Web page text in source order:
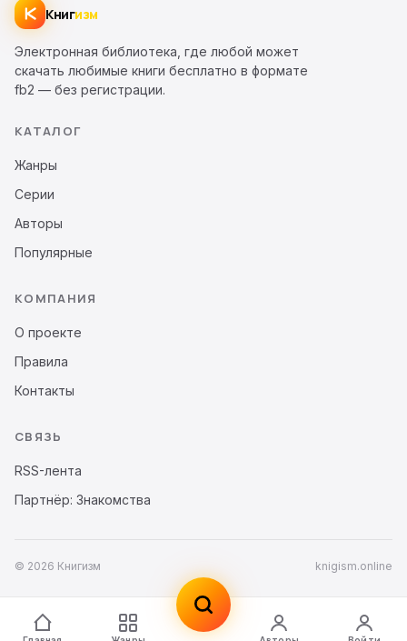
Книгизм
Электронная библиотека, где любой может
скачать любимые книги бесплатно в формате
fb2 — без регистрации.
КАТАЛОГ
Жанры
Серии
Авторы
Популярные
КОМПАНИЯ
О проекте
Правила
Контакты
СВЯЗЬ
RSS-лента
Партнёр: Знакомства
© 2026 Книгизм knigism.online